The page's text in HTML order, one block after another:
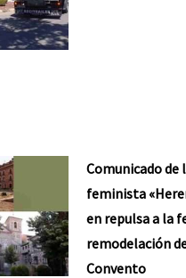
Comunicado de
feminista
en repulsa a la
remodelación
Convento